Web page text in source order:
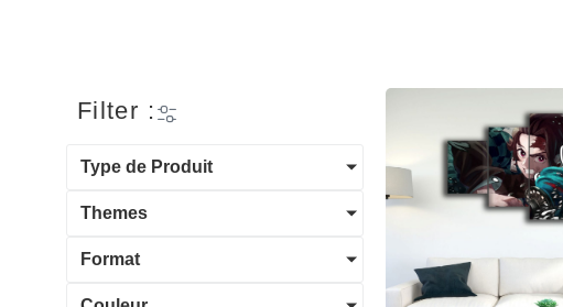
Filter :
Type de Produit
Themes
Format